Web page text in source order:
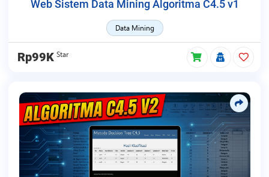
Web Sistem Data Mining Algoritma C4.5 v1
Data Mining
Rp99K Star